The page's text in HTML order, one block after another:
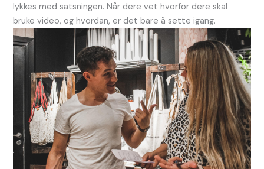
lykkes med satsningen. Når dere vet hvorfor dere skal
bruke video, og hvordan, er det bare å sette igang.